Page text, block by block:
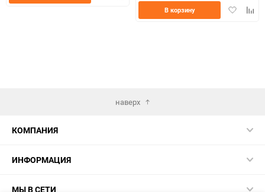
сравнению
Добавить
В корзину
наверх
КОМПАНИЯ
ИНФОРМАЦИЯ
МЫ В СЕТИ